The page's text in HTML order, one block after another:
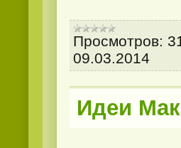
Просмотров:
09.03.2014
Идеи